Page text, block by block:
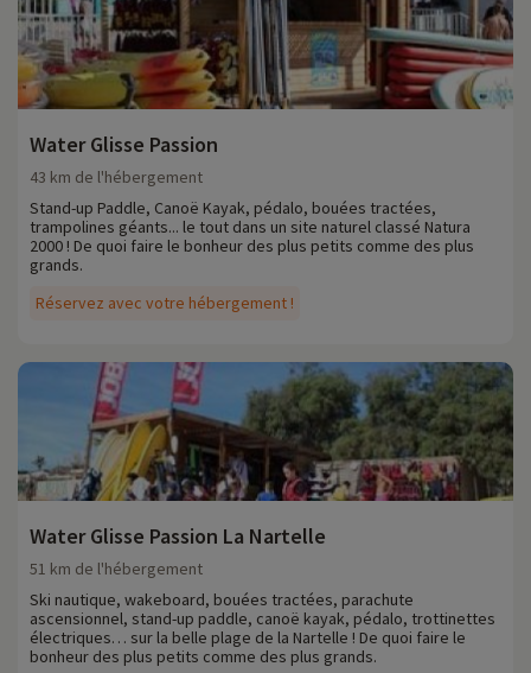
Water Glisse Passion
Réservez avec votre hébergement !
43 km de l'hébergement
Stand-up Paddle, Canoë Kayak, pédalo, bouées tractées,
trampolines géants... le tout dans un site naturel classé Natura
2000 ! De quoi faire le bonheur des plus petits comme des plus
grands.
Water Glisse Passion La Nartelle
51 km de l'hébergement
Ski nautique, wakeboard, bouées tractées, parachute
ascensionnel, stand-up paddle, canoë kayak, pédalo, trottinettes
électriques… sur la belle plage de la Nartelle ! De quoi faire le
bonheur des plus petits comme des plus grands.